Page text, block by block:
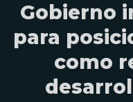
Gobierno
para
como